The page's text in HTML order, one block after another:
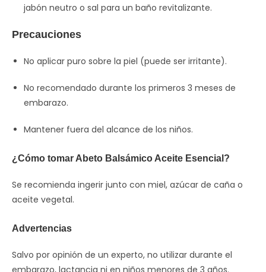
jabón neutro o sal para un baño revitalizante.
Precauciones
No aplicar puro sobre la piel (puede ser irritante).
No recomendado durante los primeros 3 meses de
embarazo.
Mantener fuera del alcance de los niños.
¿Cómo tomar Abeto Balsámico Aceite Esencial?
Se recomienda ingerir junto con miel, azúcar de caña o
aceite vegetal.
Advertencias
Salvo por opinión de un experto, no utilizar durante el